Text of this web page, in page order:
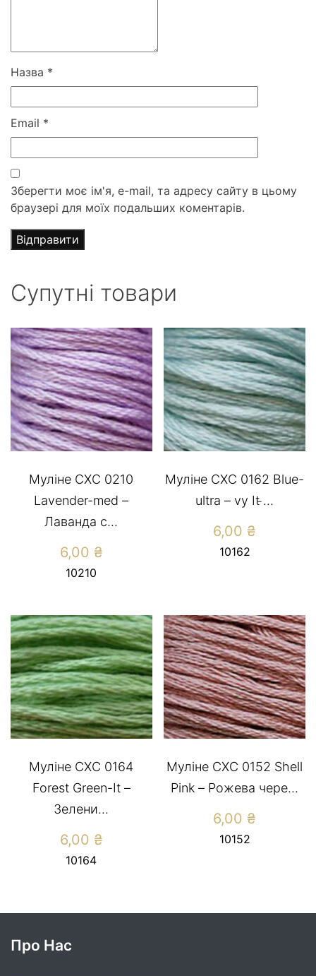
Назва *
Email *
Зберегти моє ім'я, e-mail, та адресу сайту в цьому
браузері для моїх подальших коментарів.
Супутні товари
Муліне СХС 0210
Lavender-med –
Лаванда с...
6,00 ₴
10210
Муліне СХС 0162 Blue-
ultra – vy It ̵...
6,00 ₴
10162
Муліне СХС 0164
Forest Green-It –
Зелени...
6,00 ₴
10164
Муліне CXC 0152 Shell
Pink – Рожева чере...
6,00 ₴
10152
Про Нас